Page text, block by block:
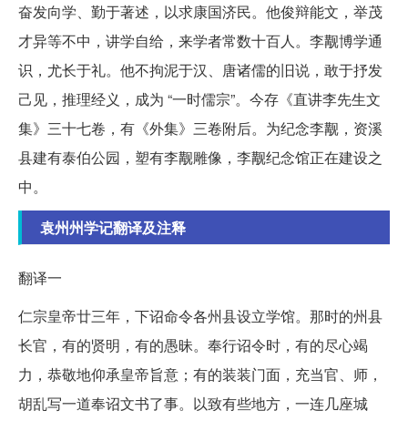
奋发向学、勤于著述，以求康国济民。他俊辩能文，举茂
才异等不中，讲学自给，来学者常数十百人。李觏博学通
识，尤长于礼。他不拘泥于汉、唐诸儒的旧说，敢于抒发
己见，推理经义，成为 “一时儒宗”。今存《直讲李先生文
集》三十七卷，有《外集》三卷附后。为纪念李觏，资溪
县建有泰伯公园，塑有李觏雕像，李觏纪念馆正在建设之
中。
袁州州学记翻译及注释
翻译一
仁宗皇帝廿三年，下诏命令各州县设立学馆。那时的州县
长官，有的贤明，有的愚昧。奉行诏令时，有的尽心竭
力，恭敬地仰承皇帝旨意；有的装装门面，充当官、师，
胡乱写一道奉诏文书了事。以致有些地方，一连几座城